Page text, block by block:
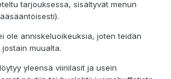
tarjouksessa, sisältyvät menun
ole anniskeluoikeuksia, joten teidän
muualta.
yleensä viinilasit ja usein